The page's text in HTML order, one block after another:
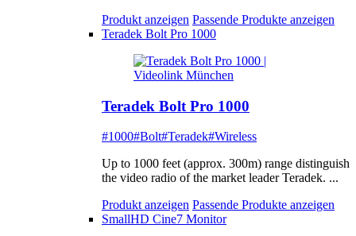
Produkt anzeigen Passende Produkte anzeigen
Teradek Bolt Pro 1000
Teradek Bolt Pro 1000
#1000#Bolt#Teradek#Wireless
Up to 1000 feet (approx. 300m) range distinguish
the video radio of the market leader Teradek. ...
Produkt anzeigen Passende Produkte anzeigen
SmallHD Cine7 Monitor